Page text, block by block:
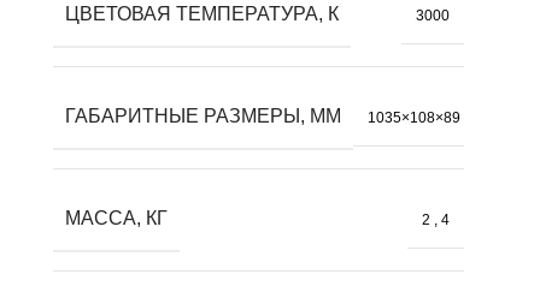
ЦВЕТОВАЯ ТЕМПЕРАТУРА, К 3000
ГАБАРИТНЫЕ РАЗМЕРЫ, ММ 1035×108×89
МАССА, КГ 2 , 4